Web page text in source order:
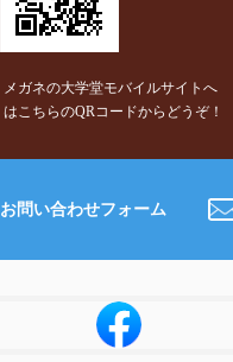
メガネの大学堂モバイルサイトへ
はこちらのQRコードからどうぞ！
お問い合わせフォーム